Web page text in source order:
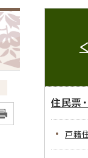
住民票
戸籍